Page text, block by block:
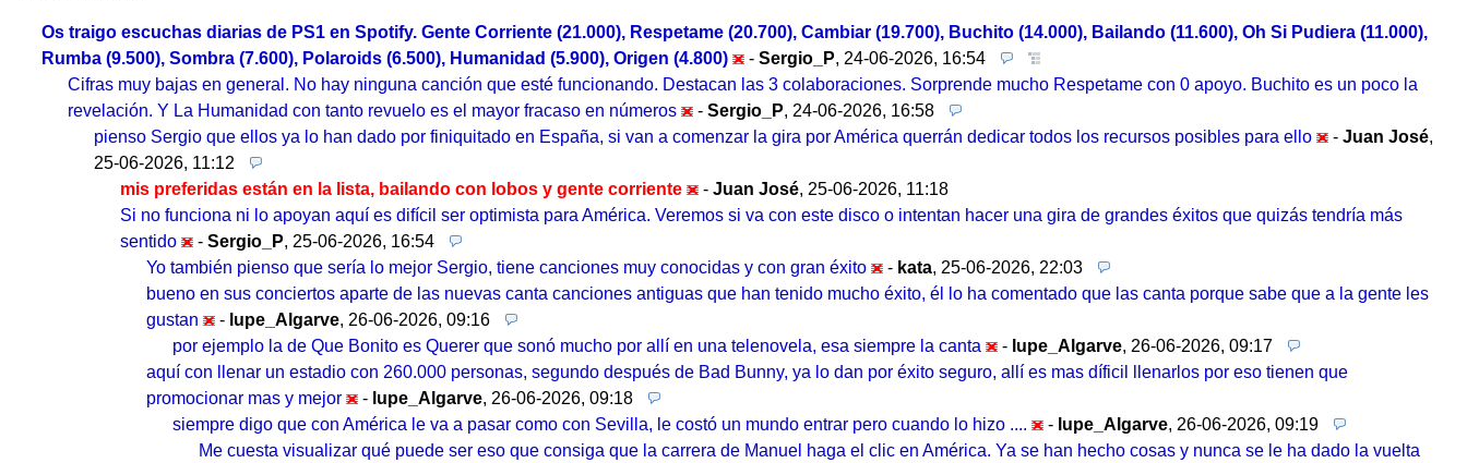
Os traigo escuchas diarias de PS1 en Spotify. Gente Corriente (21.000), Respetame (20.700), Cambiar (19.700), Buchito (14.000), Bailando (11.600), Oh Si Pudiera (11.000),
Rumba (9.500), Sombra (7.600), Polaroids (6.500), Humanidad (5.900), Origen (4.800)
- Sergio_P, 24-06-2026, 16:54
Cifras muy bajas en general. No hay ninguna canción que esté funcionando. Destacan las 3 colaboraciones. Sorprende mucho Respetame con 0 apoyo. Buchito es un poco la
revelación. Y La Humanidad con tanto revuelo es el mayor fracaso en números
- Sergio_P, 24-06-2026, 16:58
pienso Sergio que ellos ya lo han dado por finiquitado en España, si van a comenzar la gira por América querrán dedicar todos los recursos posibles para ello
- Juan José,
25-06-2026, 11:12
mis preferidas están en la lista, bailando con lobos y gente corriente
- Juan José, 25-06-2026, 11:18
Si no funciona ni lo apoyan aquí es difícil ser optimista para América. Veremos si va con este disco o intentan hacer una gira de grandes éxitos que quizás tendría más
sentido
- Sergio_P, 25-06-2026, 16:54
Yo también pienso que sería lo mejor Sergio, tiene canciones muy conocidas y con gran éxito
- kata, 25-06-2026, 22:03
bueno en sus conciertos aparte de las nuevas canta canciones antiguas que han tenido mucho éxito, él lo ha comentado que las canta porque sabe que a la gente les
gustan
- lupe_Algarve, 26-06-2026, 09:16
por ejemplo la de Que Bonito es Querer que sonó mucho por allí en una telenovela, esa siempre la canta
- lupe_Algarve, 26-06-2026, 09:17
aquí con llenar un estadio con 260.000 personas, segundo después de Bad Bunny, ya lo dan por éxito seguro, allí es mas díficil llenarlos por eso tienen que
promocionar mas y mejor
- lupe_Algarve, 26-06-2026, 09:18
siempre digo que con América le va a pasar como con Sevilla, le costó un mundo entrar pero cuando lo hizo ....
- lupe_Algarve, 26-06-2026, 09:19
Me cuesta visualizar qué puede ser eso que consiga que la carrera de Manuel haga el clic en América. Ya se han hecho cosas y nunca se le ha dado la vuelta